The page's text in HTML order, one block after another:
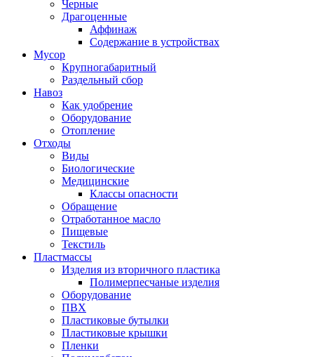
Черные
Драгоценные
Аффинаж
Содержание в устройствах
Мусор
Крупногабаритный
Раздельный сбор
Навоз
Как удобрение
Оборудование
Отопление
Отходы
Виды
Биологические
Медицинские
Классы опасности
Обращение
Отработанное масло
Пищевые
Текстиль
Пластмассы
Изделия из вторичного пластика
Полимерпесчаные изделия
Оборудование
ПВХ
Пластиковые бутылки
Пластиковые крышки
Пленки